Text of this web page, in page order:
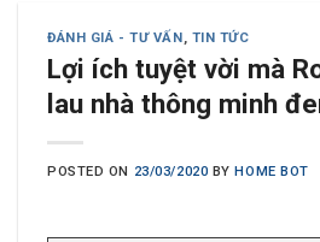
ĐÁNH GIÁ - TƯ VẤN , TIN TỨC
Lợi ích tuyệt vời mà
lau nhà thông minh
POSTED ON 23/03/2020 BYHOME BOT